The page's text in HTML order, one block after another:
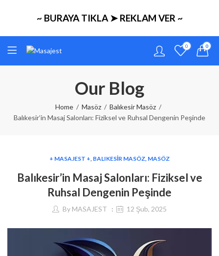
~ BURAYA TIKLA ➤ REKLAM VER ~
0 0
Our Blog
Home Masöz
Balıkesir Masöz
Balıkesir’in Masaj Salonları: Fiziksel ve Ruhsal Dengenin Peşinde
+ MASAJEST +, BALIKESIR MASÖZ, MASÖZ
Balıkesir’in Masaj Salonları: Fiziksel ve
Ruhsal Dengenin Peşinde
By MASAJEST 12 Şub, 2025